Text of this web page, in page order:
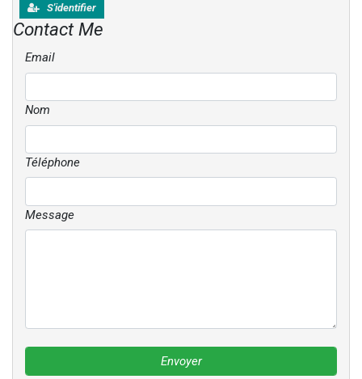
S'identifier
Contact Me
Email
Nom
Téléphone
Message
Envoyer